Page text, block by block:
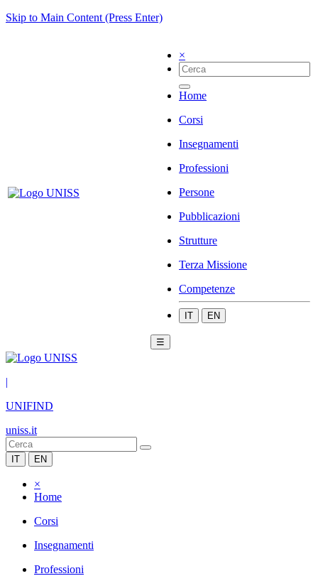
Skip to Main Content (Press Enter)
×
Home
Corsi
Insegnamenti
Professioni
Persone
Pubblicazioni
Strutture
Terza Missione
Competenze
IT EN
☰
|
UNIFIND
uniss.it
IT EN
×
Home
Corsi
Insegnamenti
Professioni